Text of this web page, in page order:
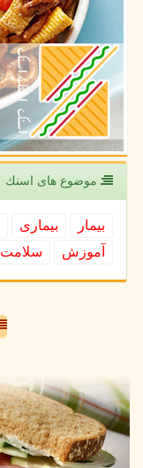
موضوع های اسنك
بیمار بیماری
آموزش
سلامت